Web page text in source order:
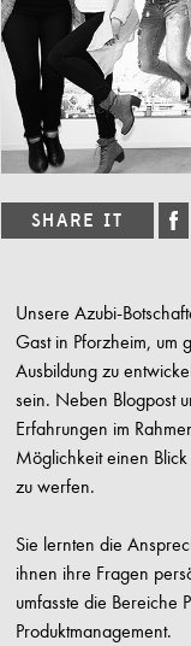
Unsere Azubi-
Gast in Pforzheim, um
Ausbildung zu
sein. Neben Blogpost
Erfahrungen im
Möglichkeit einen Blick
zu werfen.
Sie lernten die
ihnen ihre Fragen
umfasste die Bereiche
Produktmanagement.